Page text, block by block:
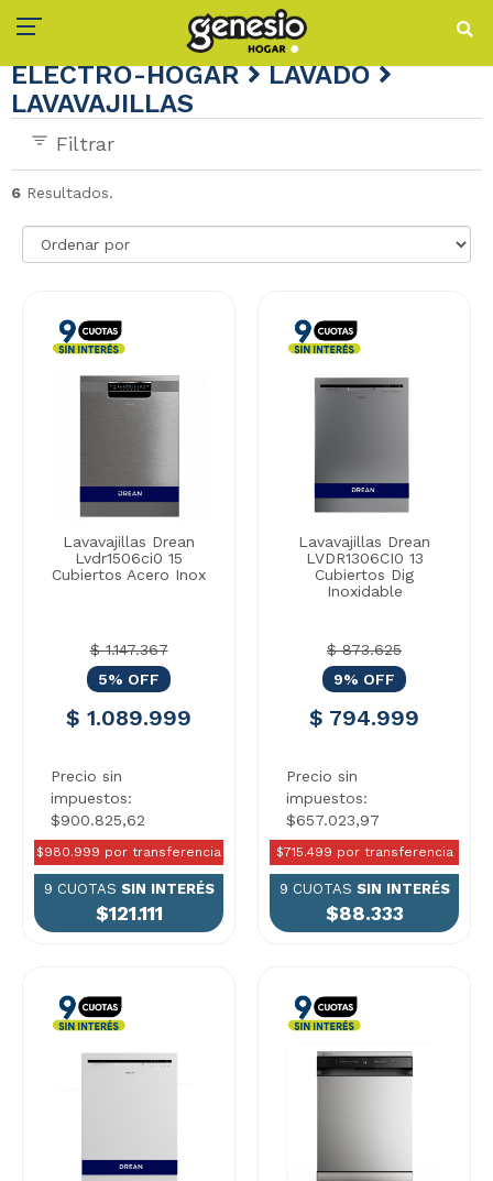
ELECTRO-HOGAR LAVADO
LAVAVAJILLAS
Filtrar
6 Resultados.
Lavavajillas Drean
Lvdr1506ci0 15
Cubiertos Acero Inox
$ 1.147.367
5% OFF
$ 1.089.999
Precio sin
impuestos:
$900.825,62
$980.999 por transferencia
9 CUOTAS SIN INTERÉS
$121.111
Lavavajillas Drean
LVDR1306CI0 13
Cubiertos Dig
Inoxidable
$ 873.625
9% OFF
$ 794.999
Precio sin
impuestos:
$657.023,97
$715.499 por transferencia
9 CUOTAS SIN INTERÉS
$88.333